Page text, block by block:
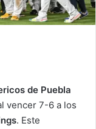
de Puebla
vencer 7-6 a los
. Este